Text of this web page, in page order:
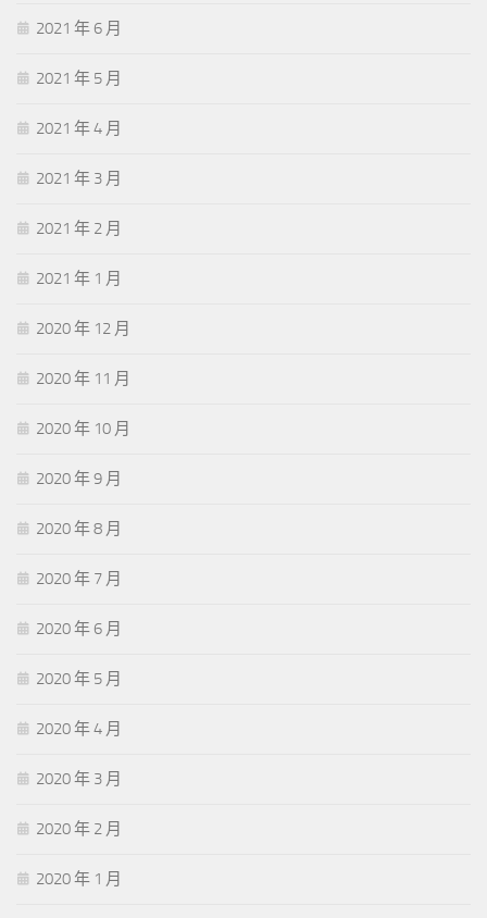
2021 年 6 月
2021 年 5 月
2021 年 4 月
2021 年 3 月
2021 年 2 月
2021 年 1 月
2020 年 12 月
2020 年 11 月
2020 年 10 月
2020 年 9 月
2020 年 8 月
2020 年 7 月
2020 年 6 月
2020 年 5 月
2020 年 4 月
2020 年 3 月
2020 年 2 月
2020 年 1 月